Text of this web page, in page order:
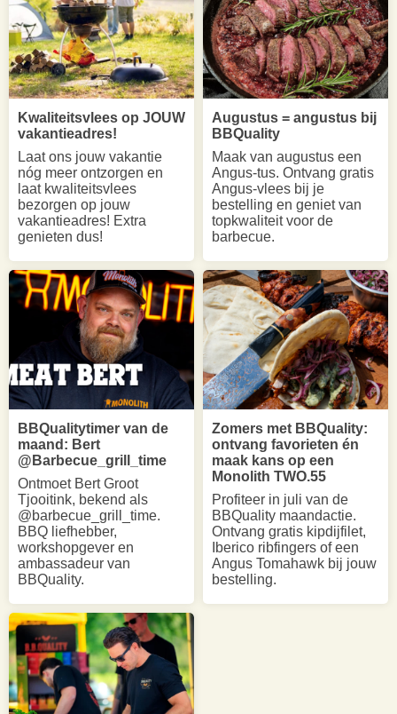
Kwaliteitsvlees op JOUW
vakantieadres!
Laat ons jouw vakantie
nóg meer ontzorgen en
laat kwaliteitsvlees
bezorgen op jouw
vakantieadres! Extra
genieten dus!
Augustus = angustus bij
BBQuality
Maak van augustus een
Angus-tus. Ontvang gratis
Angus-vlees bij je
bestelling en geniet van
topkwaliteit voor de
barbecue.
BBQualitytimer van de
maand: Bert
@Barbecue_grill_time
Ontmoet Bert Groot
Tjooitink, bekend als
@barbecue_grill_time.
BBQ liefhebber,
workshopgever en
ambassadeur van
BBQuality.
Zomers met BBQuality:
ontvang favorieten én
maak kans op een
Monolith TWO.55
Profiteer in juli van de
BBQuality maandactie.
Ontvang gratis kipdijfilet,
Iberico ribfingers of een
Angus Tomahawk bij jouw
bestelling.